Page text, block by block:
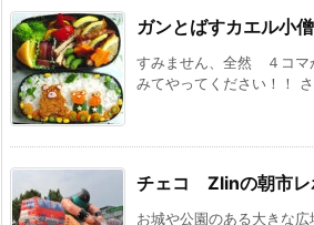
ガンとばすカエル小
すみません、全然 ４コマ
みてやってください！！
チェコ Zlinの朝市レ
お城や公園のある大きな